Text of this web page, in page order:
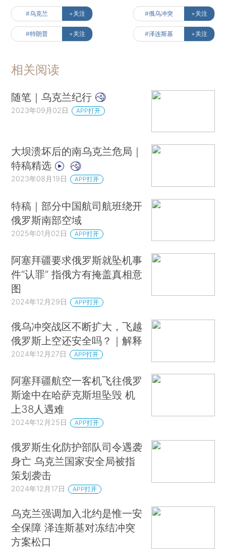
#乌克兰 +关注 #俄乌冲突 +关注
#特朗普 +关注 #泽连斯基 +关注
相关阅读
随笔｜乌克兰纪行
2023年09月02日 APP打开
大坝溃坏后的南乌克兰危局｜
特稿精选
2023年08月19日 APP打开
特稿｜部分中国航司航班绕开
俄罗斯南部空域
2025年01月02日 APP打开
阿塞拜疆要求俄罗斯就坠机事
件“认罪” 指俄方有掩盖真相意
图
2024年12月29日 APP打开
俄乌冲突战区不断扩大，飞越
俄罗斯上空还安全吗？｜解释
2024年12月27日 APP打开
阿塞拜疆航空一客机飞往俄罗
斯途中在哈萨克斯坦坠毁 机
上38人遇难
2024年12月25日 APP打开
俄罗斯生化防护部队司令遇袭
身亡 乌克兰国家安全局被指
策划袭击
2024年12月17日 APP打开
乌克兰强调加入北约是惟一安
全保障 泽连斯基对冻结冲突
方案松口